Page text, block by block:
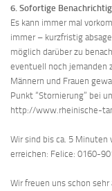
6. Sofortige
Es kann immer mal
immer – kurzfristig
möglich darüber zu
eventuell noch jemanden
Männern und Frauen
Punkt “Stornierung” bei
http://www.rheinische-
Wir sind bis ca. 5 Minuten
erreichen: Felice: 0160-
Wir freuen uns schon